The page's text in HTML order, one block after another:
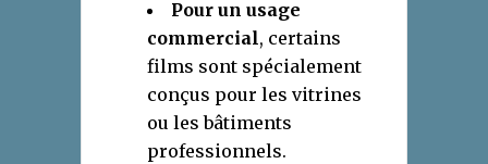
Pour un usage
commercial, certains
films sont spécialement
conçus pour les vitrines
ou les bâtiments
professionnels.